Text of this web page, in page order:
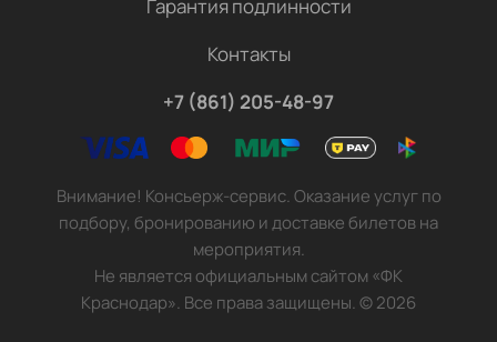
Гарантия подлинности
Контакты
+7 (861) 205-48-97
Внимание! Консьерж-сервис. Оказание услуг по
подбору, бронированию и доставке билетов на
мероприятия.
Не является официальным сайтом «ФК
Краснодар». Все права защищены.©2026